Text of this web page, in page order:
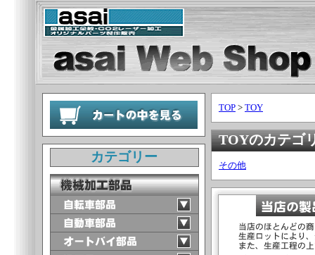
カテゴリー
TOP > TOY
TOYのカテゴ
その他